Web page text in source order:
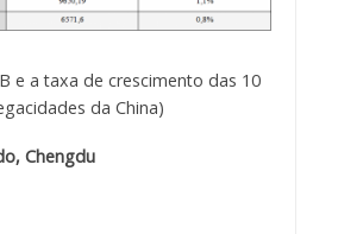
e a taxa de crescimento das 10
da China)
Chengdu